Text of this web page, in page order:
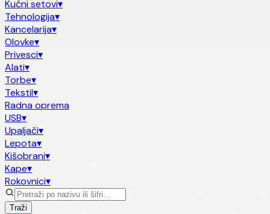
Kućni setovi▾
Tehnologija▾
Kancelarija▾
Olovke▾
Privesci▾
Alati▾
Torbe▾
Tekstil▾
Radna oprema
USB▾
Upaljači▾
Lepota▾
Kišobrani▾
Kape▾
Rokovnici▾
Traži